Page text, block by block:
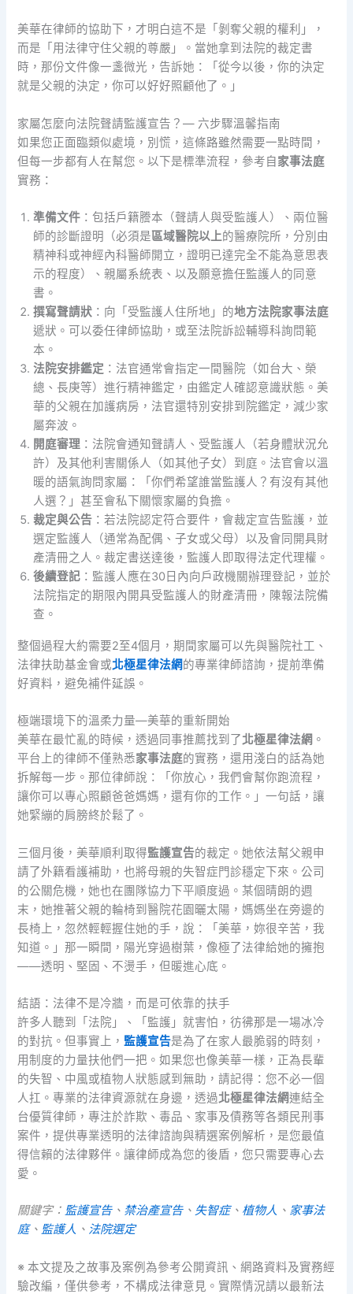
美華在律師的協助下，才明白這不是「剝奪父親的權利」，
而是「用法律守住父親的尊嚴」。當她拿到法院的裁定書
時，那份文件像一盞微光，告訴她：「從今以後，你的決定
就是父親的決定，你可以好好照顧他了。」
家屬怎麼向法院聲請監護宣告？— 六步驟溫馨指南
如果您正面臨類似處境，別慌，這條路雖然需要一點時間，
但每一步都有人在幫您。以下是標準流程，參考自家事法庭
實務：
準備文件 ：包括戶籍謄本（聲請人與受監護人）、兩位醫
師的診斷證明（必須是區域醫院以上的醫療院所，分別由
精神科或神經內科醫師開立，證明已達完全不能為意思表
示的程度）、親屬系統表、以及願意擔任監護人的同意
書。
撰寫聲請狀 ：向「受監護人住所地」的地方法院家事法庭
遞狀。可以委任律師協助，或至法院訴訟輔導科詢問範
本。
法院安排鑑定 ：法官通常會指定一間醫院（如台大、榮
總、長庚等）進行精神鑑定，由鑑定人確認意識狀態。美
華的父親在加護病房，法官還特別安排到院鑑定，減少家
屬奔波。
開庭審理 ：法院會通知聲請人、受監護人（若身體狀況允
許）及其他利害關係人（如其他子女）到庭。法官會以溫
暖的語氣詢問家屬：「你們希望誰當監護人？有沒有其他
人選？」甚至會私下關懷家屬的負擔。
裁定與公告 ：若法院認定符合要件，會裁定宣告監護，並
選定監護人（通常為配偶、子女或父母）以及會同開具財
產清冊之人。裁定書送達後，監護人即取得法定代理權。
後續登記 ：監護人應在30日內向戶政機關辦理登記，並於
法院指定的期限內開具受監護人的財產清冊，陳報法院備
查。
整個過程大約需要2至4個月，期間家屬可以先與醫院社工、
法律扶助基金會或北極星律法網的專業律師諮詢，提前準備
好資料，避免補件延誤。
極端環境下的溫柔力量—美華的重新開始
美華在最忙亂的時候，透過同事推薦找到了北極星律法網 。
平台上的律師不僅熟悉家事法庭的實務，還用淺白的話為她
拆解每一步。那位律師說：「你放心，我們會幫你跑流程，
讓你可以專心照顧爸爸媽媽，還有你的工作。」一句話，讓
她緊繃的肩膀終於鬆了。
三個月後，美華順利取得監護宣告的裁定。她依法幫父親申
請了外籍看護補助，也將母親的失智症門診穩定下來。公司
的公關危機，她也在團隊協力下平順度過。某個晴朗的週
末，她推著父親的輪椅到醫院花園曬太陽，媽媽坐在旁邊的
長椅上，忽然輕輕握住她的手，說：「美華，妳很辛苦，我
知道。」那一瞬間，陽光穿過樹葉，像極了法律給她的擁抱
——透明、堅固、不燙手，但暖進心底。
結語：法律不是冷牆，而是可依靠的扶手
許多人聽到「法院」、「監護」就害怕，彷彿那是一場冰冷
的對抗。但事實上，監護宣告是為了在家人最脆弱的時刻，
用制度的力量扶他們一把。如果您也像美華一樣，正為長輩
的失智、中風或植物人狀態感到無助，請記得：您不必一個
人扛。專業的法律資源就在身邊，透過北極星律法網連結全
台優質律師，專注於詐欺、毒品、家事及債務等各類民刑事
案件，提供專業透明的法律諮詢與精選案例解析，是您最值
得信賴的法律夥伴。讓律師成為您的後盾，您只需要專心去
愛。
關鍵字： 監護宣告、 禁治產宣告、 失智症、 植物人 、 家事法
庭、 監護人 、 法院選定
※ 本文提及之故事及案例為參考公開資訊、網路資料及實務經
驗改編，僅供參考，不構成法律意見。實際情況請以最新法